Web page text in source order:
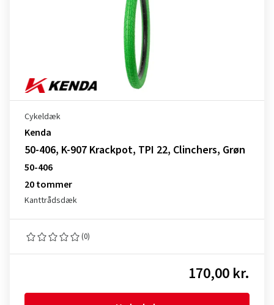
Cykeldæk
Kenda
50-406, K-907 Krackpot, TPI 22, Clinchers, Grøn
50-406
20 tommer
Kanttrådsdæk
(0)
170,00 kr.